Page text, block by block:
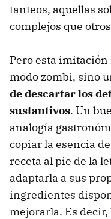
tanteos, aquellas
complejos que
Pero esta imitación
modo zombi, sino
de descartar los
sustantivos. Un
analogía
copiar la esencia
receta al pie de la
adaptarla a sus
ingredientes
mejorarla. Es